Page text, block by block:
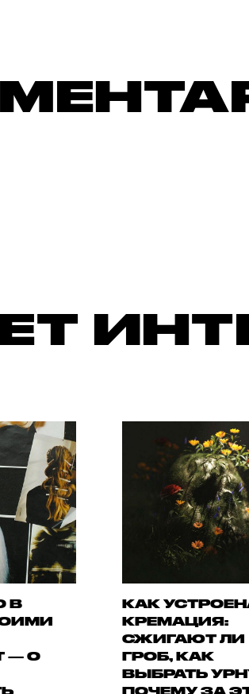
В
— О
КАК
КРЕМАЦИЯ:
СЖИГАЮТ ЛИ
ГРОБ, КАК
ВЫБРАТЬ